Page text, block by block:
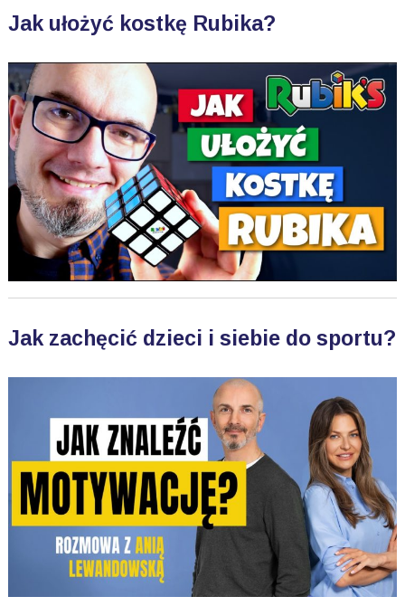
Jak ułożyć kostkę Rubika?
Jak zachęcić dzieci i siebie do sportu?